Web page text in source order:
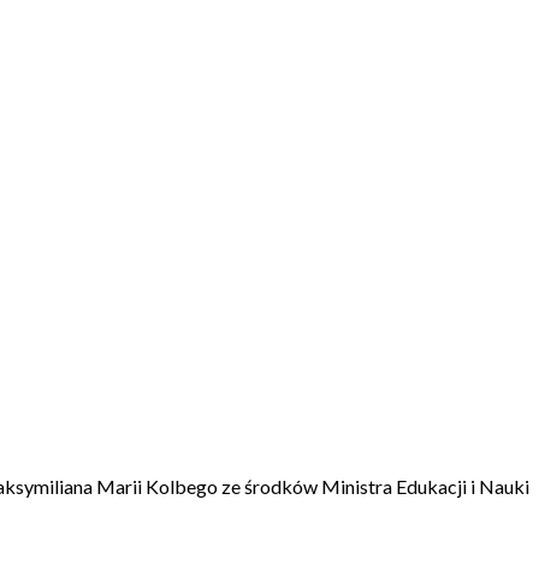
Marii Kolbego ze środków Ministra Edukacji i Nauki